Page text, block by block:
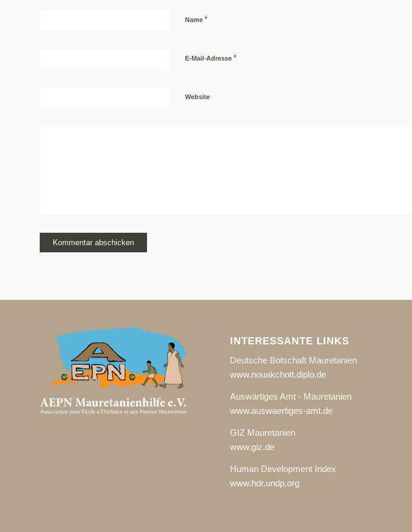
Name *
E-Mail-Adresse *
Website
INTERESSANTE LINKS
Deutsche Botschaft Mauretanien
www.nouakchott.diplo.de
Auswärtiges Amt - Mauretanien
www.auswaertiges-amt.de
GIZ Mauretanien
www.giz.de
Human Development Index
www.hdr.undp.org